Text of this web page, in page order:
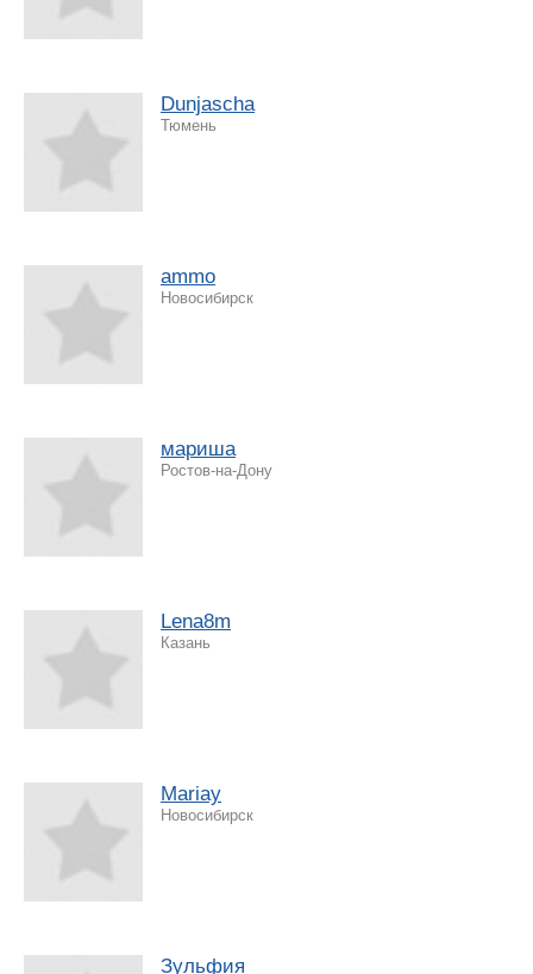
Dunjascha
Тюмень
ammo
Новосибирск
мариша
Ростов-на-Дону
Lena8m
Казань
Mariay
Новосибирск
Зульфия